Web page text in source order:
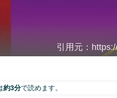
引用元：
約3分で読めます。